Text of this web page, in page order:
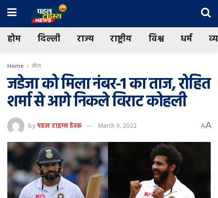
होम दिल्ली राज्य राष्ट्रीय विश्व धर्म
Home खेल
जडेजा को मिला नंबर-1 का ताज, रोहित
शर्मा से आगे निकले विराट कोहली
byपहल टाइम्स डेस्क March 9, 2022 AA